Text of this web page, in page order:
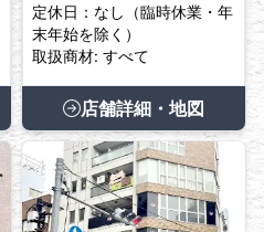
定休日：なし（臨時休業・年
末年始を除く）
取扱商材: すべて
店舗詳細・地図